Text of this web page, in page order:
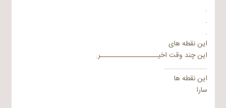
.
.
.
این نقطه های
این چند وقت اخیـــــــــــــــــــر.
……………………….
این نقطه ها
سارا